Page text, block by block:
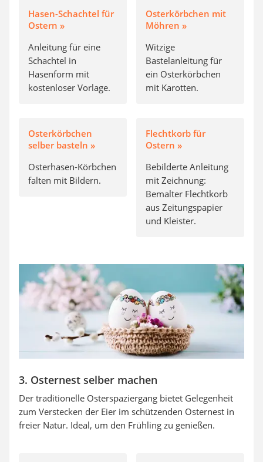
Hasen-Schachtel für
Ostern »
Anleitung für eine
Schachtel in
Hasenform mit
kostenloser Vorlage.
Osterkörbchen mit
Möhren »
Witzige
Bastelanleitung für
ein Osterkörbchen
mit Karotten.
Osterkörbchen
selber basteln »
Osterhasen-Körbchen
falten mit Bildern.
Flechtkorb für
Ostern »
Bebilderte Anleitung
mit Zeichnung:
Bemalter Flechtkorb
aus Zeitungspapier
und Kleister.
3. Osternest selber machen
Der traditionelle Osterspaziergang bietet Gelegenheit
zum Verstecken der Eier im schützenden Osternest in
freier Natur. Ideal, um den Frühling zu genießen.